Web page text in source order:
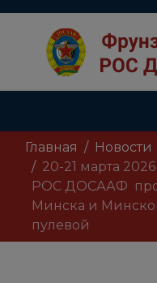
Главная
Новости
20-21 марта
РОС ДОСААФ
Минска и
пулевой